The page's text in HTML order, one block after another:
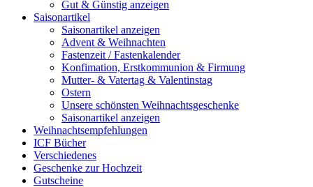
Gut & Günstig anzeigen
Saisonartikel
Saisonartikel anzeigen
Advent & Weihnachten
Fastenzeit / Fastenkalender
Konfimation, Erstkommunion & Firmung
Mutter- & Vatertag & Valentinstag
Ostern
Unsere schönsten Weihnachtsgeschenke
Saisonartikel anzeigen
Weihnachtsempfehlungen
ICF Bücher
Verschiedenes
Geschenke zur Hochzeit
Gutscheine